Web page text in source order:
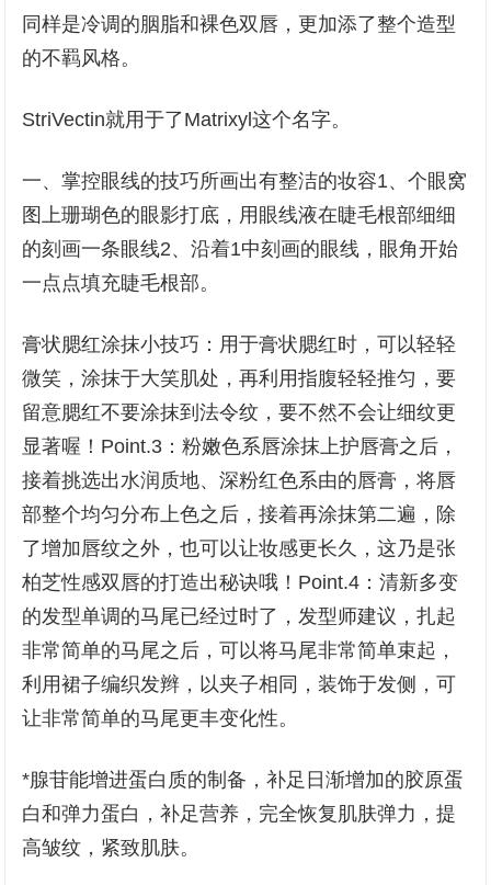
同样是冷调的胭脂和裸色双唇，更加添了整个造型
的不羁风格。
StriVectin就用于了Matrixyl这个名字。
一、掌控眼线的技巧所画出有整洁的妆容1、个眼窝
图上珊瑚色的眼影打底，用眼线液在睫毛根部细细
的刻画一条眼线2、沿着1中刻画的眼线，眼角开始
一点点填充睫毛根部。
膏状腮红涂抹小技巧：用于膏状腮红时，可以轻轻
微笑，涂抹于大笑肌处，再利用指腹轻轻推匀，要
留意腮红不要涂抹到法令纹，要不然不会让细纹更
显著喔！Point.3：粉嫩色系唇涂抹上护唇膏之后，
接着挑选出水润质地、深粉红色系由的唇膏，将唇
部整个均匀分布上色之后，接着再涂抹第二遍，除
了增加唇纹之外，也可以让妆感更长久，这乃是张
柏芝性感双唇的打造出秘诀哦！Point.4：清新多变
的发型单调的马尾已经过时了，发型师建议，扎起
非常简单的马尾之后，可以将马尾非常简单束起，
利用裙子编织发辫，以夹子相同，装饰于发侧，可
让非常简单的马尾更丰变化性。
*腺苷能增进蛋白质的制备，补足日渐增加的胶原蛋
白和弹力蛋白，补足营养，完全恢复肌肤弹力，提
高皱纹，紧致肌肤。